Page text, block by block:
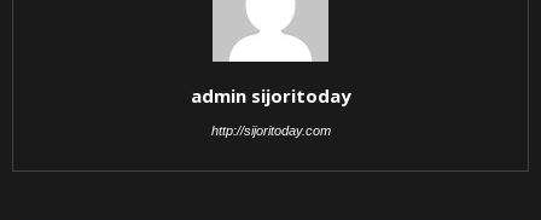
admin sijoritoday
http://sijoritoday.com